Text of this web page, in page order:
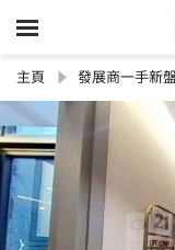
主頁 發展商一手新